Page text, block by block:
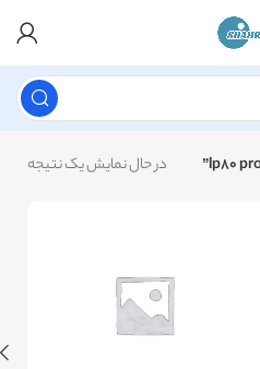
در حال نمایش یک نتیجه